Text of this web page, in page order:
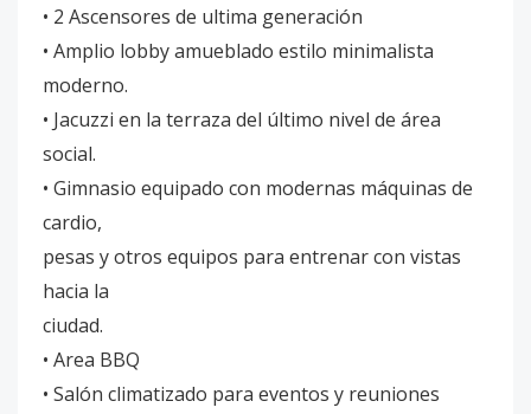
• 2 Ascensores de ultima generación
• Amplio lobby amueblado estilo minimalista
moderno.
• Jacuzzi en la terraza del último nivel de área
social.
• Gimnasio equipado con modernas máquinas de
cardio,
pesas y otros equipos para entrenar con vistas
hacia la
ciudad.
• Area BBQ
• Salón climatizado para eventos y reuniones